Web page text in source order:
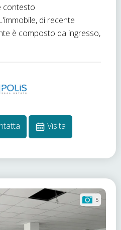
contesto
di recente
è composto da ingresso,
Visita
5